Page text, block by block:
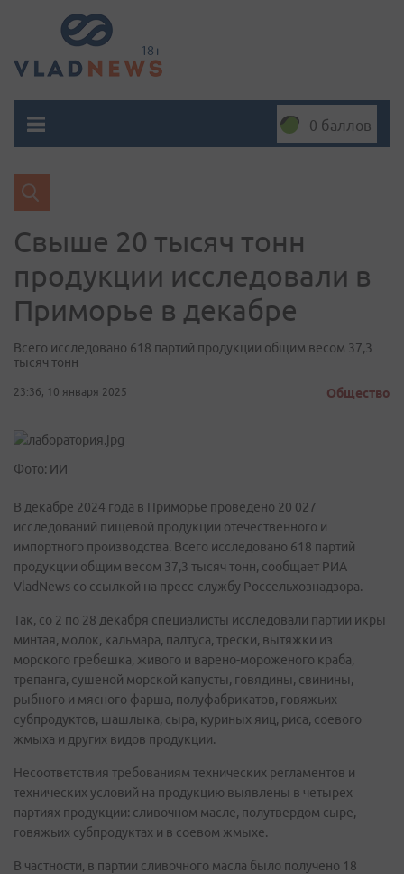
0 баллов
Свыше 20 тысяч тонн
продукции исследовали в
Приморье в декабре
Всего исследовано 618 партий продукции общим весом 37,3
тысяч тонн
23:36, 10 января 2025 Общество
Фото: ИИ
В декабре 2024 года в Приморье проведено 20 027
исследований пищевой продукции отечественного и
импортного производства. Всего исследовано 618 партий
продукции общим весом 37,3 тысяч тонн, сообщает РИА
VladNews со ссылкой на пресс-службу Россельхознадзора.
Так, со 2 по 28 декабря специалисты исследовали партии икры
минтая, молок, кальмара, палтуса, трески, вытяжки из
морского гребешка, живого и варено-мороженого краба,
трепанга, сушеной морской капусты, говядины, свинины,
рыбного и мясного фарша, полуфабрикатов, говяжьих
субпродуктов, шашлыка, сыра, куриных яиц, риса, соевого
жмыха и других видов продукции.
Несоответствия требованиям технических регламентов и
технических условий на продукцию выявлены в четырех
партиях продукции: сливочном масле, полутвердом сыре,
говяжьих субпродуктах и в соевом жмыхе.
В частности, в партии сливочного масла было получено 18